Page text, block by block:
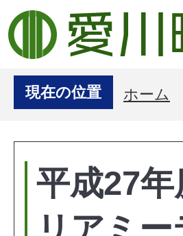
現在の位置 ホーム
平成27
リアミ